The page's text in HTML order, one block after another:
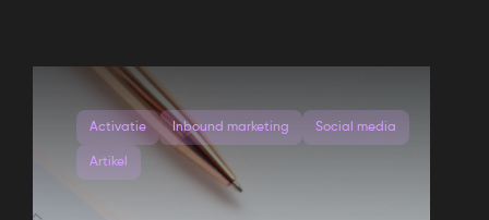
Activatie Inbound marketing Social media
Artikel